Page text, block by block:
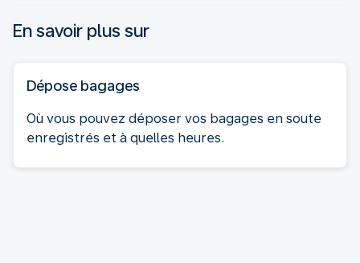
En savoir plus sur
Dépose bagages
Où vous pouvez déposer vos bagages en soute
enregistrés et à quelles heures.